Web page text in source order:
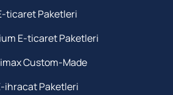
ticaret Paketleri
E-ticaret Paketleri
Custom-Made
ihracat Paketleri